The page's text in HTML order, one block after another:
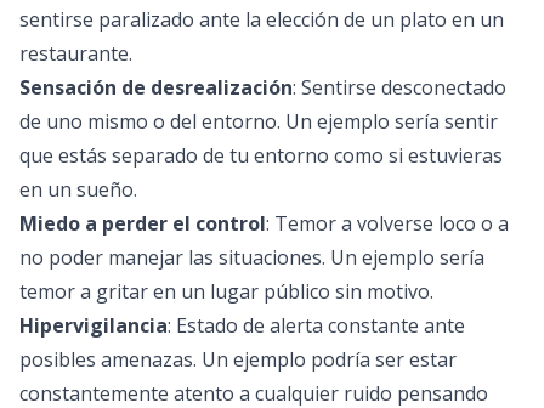
sentirse paralizado ante la elección de un plato en un
restaurante.
Sensación de desrealización: Sentirse desconectado
de uno mismo o del entorno. Un ejemplo sería sentir
que estás separado de tu entorno como si estuvieras
en un sueño.
Miedo a perder el control: Temor a volverse loco o a
no poder manejar las situaciones. Un ejemplo sería
temor a gritar en un lugar público sin motivo.
Hipervigilancia: Estado de alerta constante ante
posibles amenazas. Un ejemplo podría ser estar
constantemente atento a cualquier ruido pensando